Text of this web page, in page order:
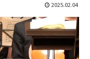
2025.02.04